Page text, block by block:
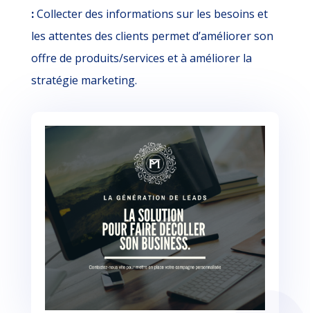
:Collecter des informations sur les besoins et
les attentes des clients permet d’améliorer son
offre de produits/services et à améliorer la
stratégie marketing.